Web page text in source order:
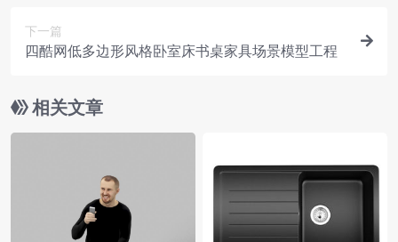
下一篇
四酷网低多边形风格卧室床书桌家具场景模型工程
相关文章